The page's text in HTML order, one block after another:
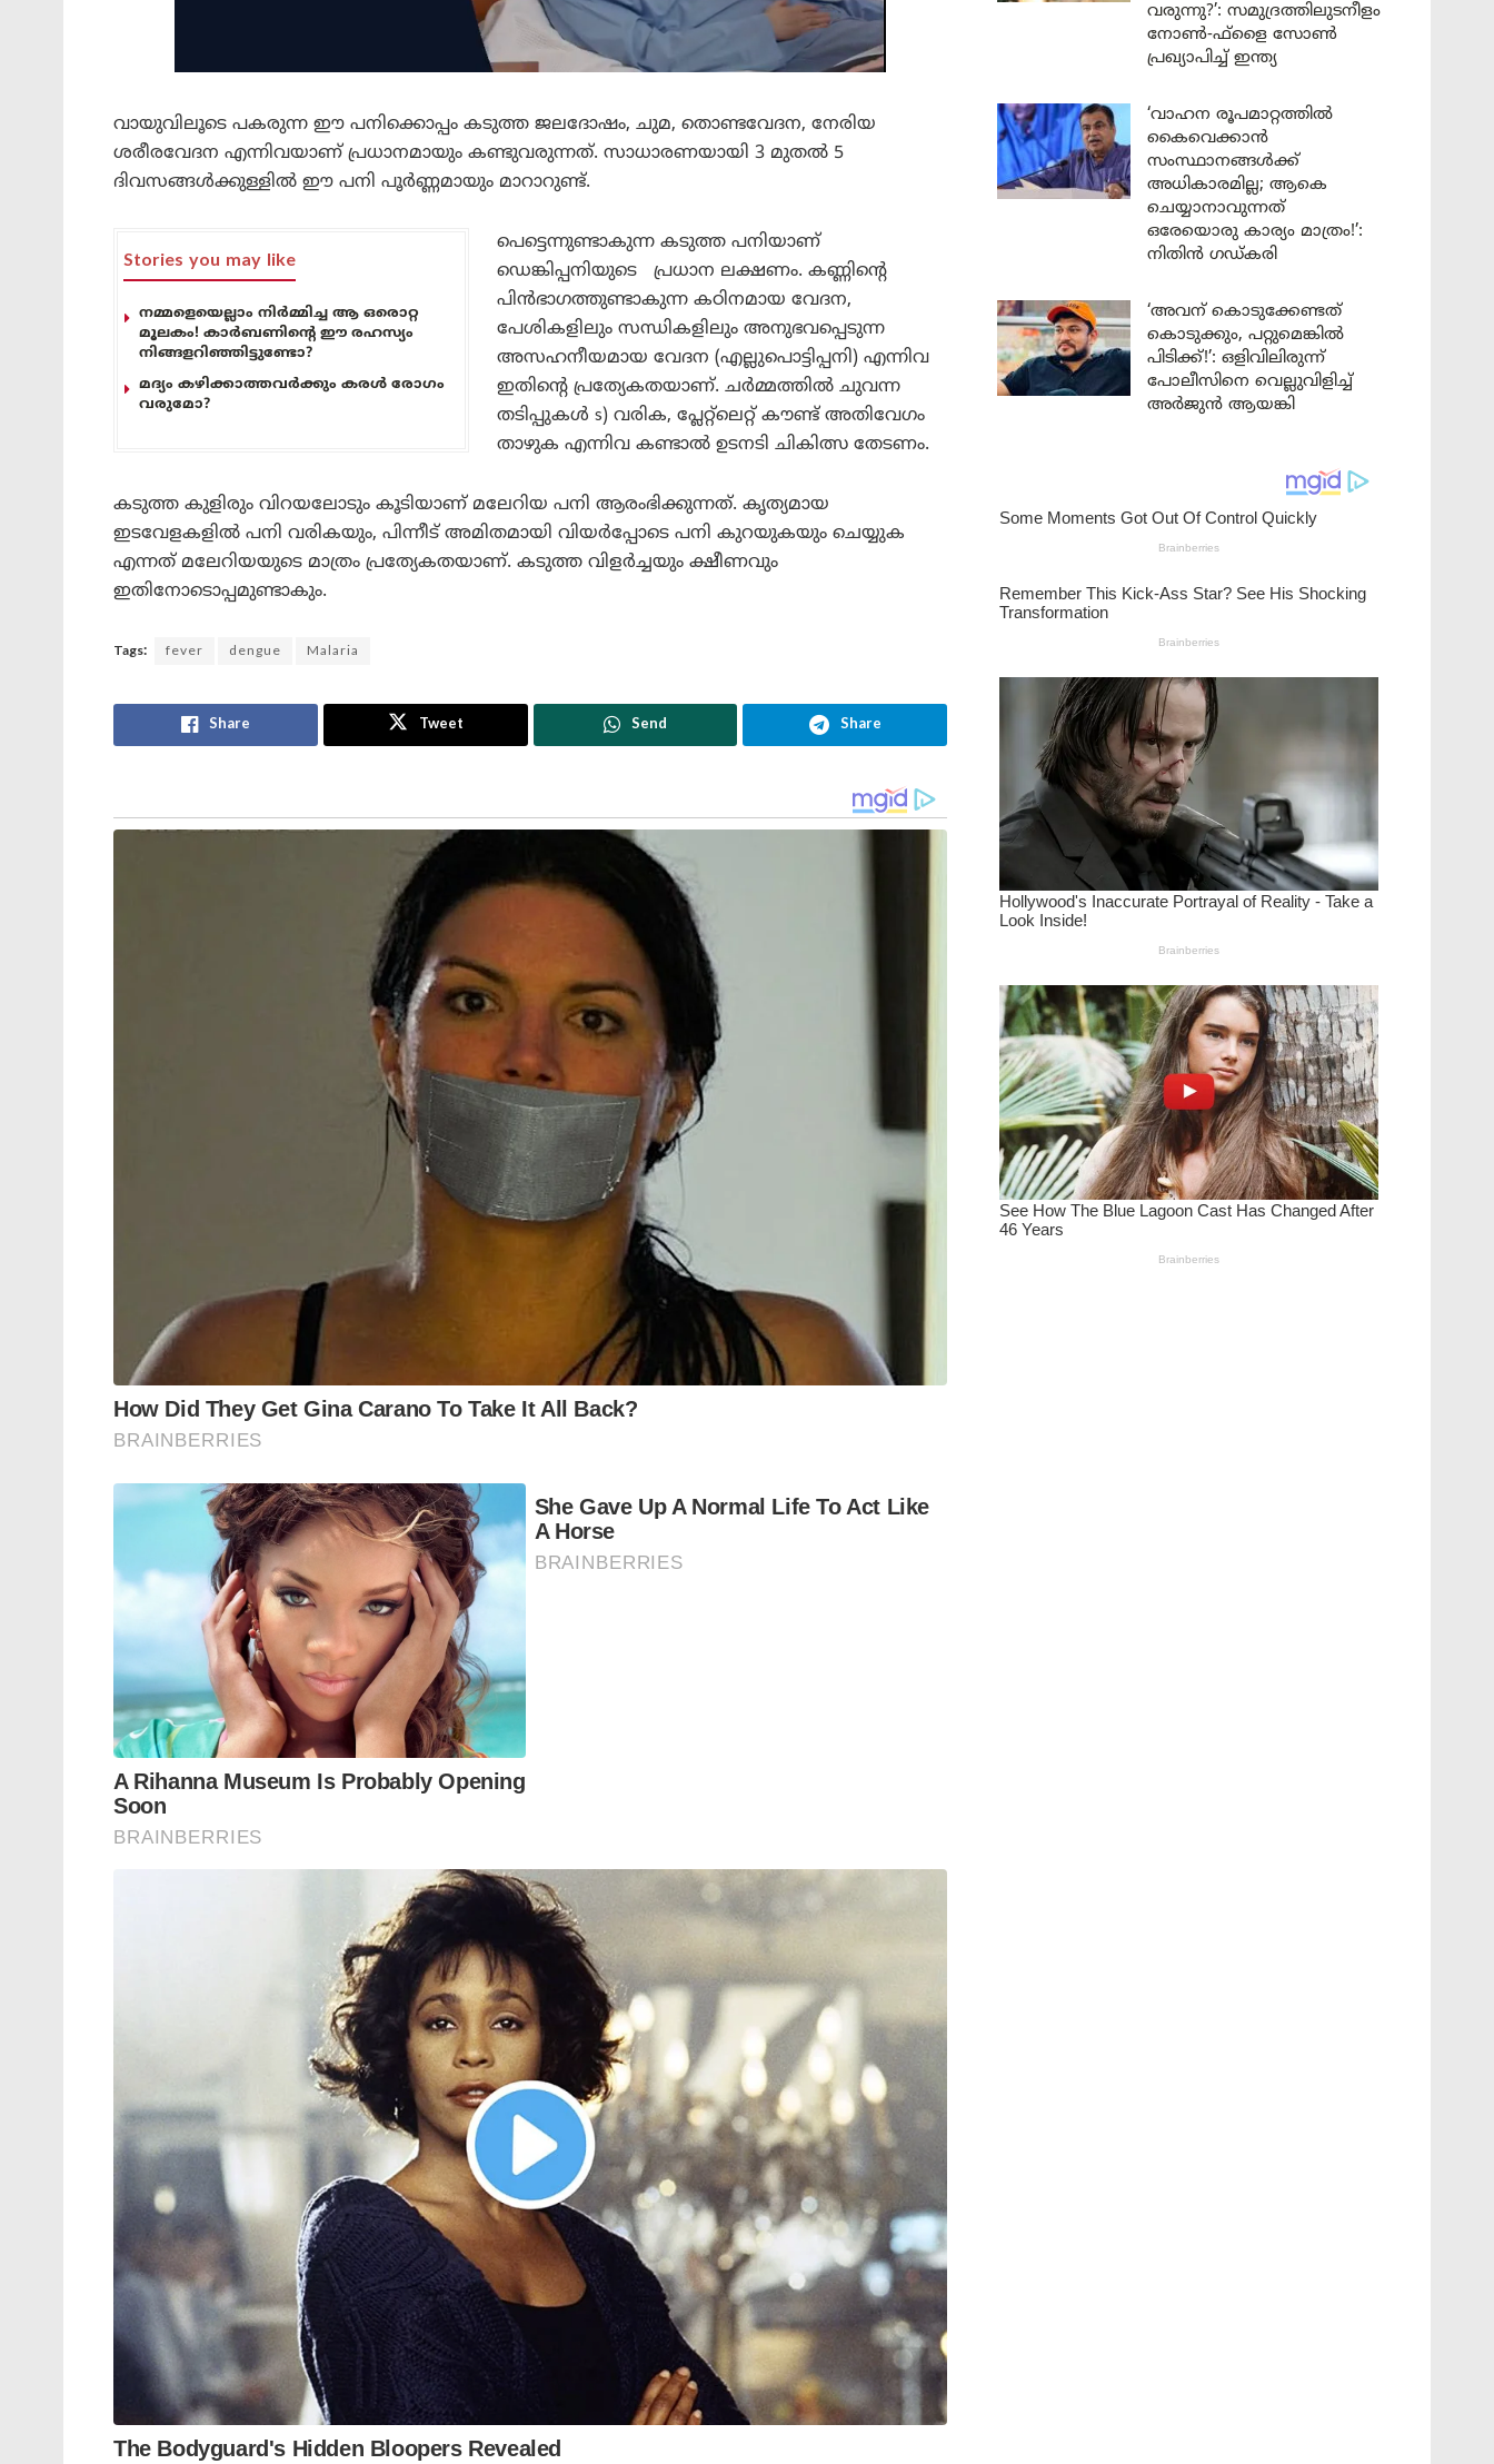
വായുവിലൂടെ പകരുന്ന ഈ പനിക്കൊപ്പം കടുത്ത ജലദോഷം, ചുമ, തൊണ്ടവേദന, നേരിയ
ശരീരവേദന എന്നിവയാണ് പ്രധാനമായും കണ്ടുവരുന്നത്. സാധാരണയായി 3 മുതൽ 5
ദിവസങ്ങൾക്കുള്ളിൽ ഈ പനി പൂർണ്ണമായും മാറാറുണ്ട്.
Stories you may like
നമ്മളെയെല്ലാം നിർമ്മിച്ച ആ ഒരൊറ്റ
മൂലകം! കാർബണിന്റെ ഈ രഹസ്യം
നിങ്ങളറിഞ്ഞിട്ടുണ്ടോ?
മദ്യം കഴിക്കാത്തവർക്കും കരൾ രോഗം
വരുമോ?
പെട്ടെന്നുണ്ടാകുന്ന കടുത്ത പനിയാണ്
ഡെങ്കിപ്പനിയുടെ പ്രധാന ലക്ഷണം. കണ്ണിന്റെ
പിൻഭാഗത്തുണ്ടാകുന്ന കഠിനമായ വേദന,
പേശികളിലും സന്ധികളിലും അനുഭവപ്പെടുന്ന
അസഹനീയമായ വേദന (എല്ലുപൊട്ടിപ്പനി) എന്നിവ
ഇതിന്റെ പ്രത്യേകതയാണ്. ചർമ്മത്തിൽ ചുവന്ന
തടിപ്പുകൾ s) വരിക, പ്ലേറ്റ്‌ലെറ്റ് കൗണ്ട് അതിവേഗം
താഴുക എന്നിവ കണ്ടാൽ ഉടനടി ചികിത്സ തേടണം.
കടുത്ത കുളിരും വിറയലോടും കൂടിയാണ് മലേറിയ പനി ആരംഭിക്കുന്നത്. കൃത്യമായ
ഇടവേളകളിൽ പനി വരികയും, പിന്നീട് അമിതമായി വിയർപ്പോടെ പനി കുറയുകയും ചെയ്യുക
എന്നത് മലേറിയയുടെ മാത്രം പ്രത്യേകതയാണ്. കടുത്ത വിളർച്ചയും ക്ഷീണവും
ഇതിനോടൊപ്പമുണ്ടാകും.
Tags: fever dengue Malaria
Share Tweet Send Share
വരുന്നു?’: സമുദ്രത്തിലുടനീളം
നോൺ-ഫ്ളൈ സോൺ
പ്രഖ്യാപിച്ച് ഇന്ത്യ
‘വാഹന രൂപമാറ്റത്തിൽ
കൈവെക്കാൻ
സംസ്ഥാനങ്ങൾക്ക്
അധികാരമില്ല; ആകെ
ചെയ്യാനാവുന്നത്
ഒരേയൊരു കാര്യം മാത്രം!’:
നിതിൻ ഗഡ്കരി
‘അവന് കൊടുക്കേണ്ടത്
കൊടുക്കും, പറ്റുമെങ്കിൽ
പിടിക്ക്!’: ഒളിവിലിരുന്ന്
പോലീസിനെ വെല്ലുവിളിച്ച്
അർജുൻ ആയങ്കി